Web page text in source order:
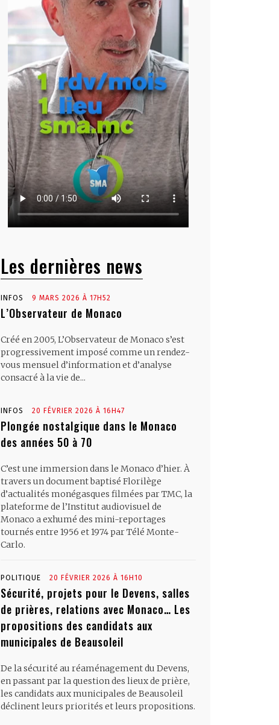
Les dernières news
INFOS 9 MARS 2026 À 17H52
L’Observateur de Monaco
Créé en 2005, L’Observateur de Monaco s’est
progressivement imposé comme un rendez-
vous mensuel d’information et d’analyse
consacré à la vie de...
INFOS 20 FÉVRIER 2026 À 16H47
Plongée nostalgique dans le Monaco
des années 50 à 70
C’est une immersion dans le Monaco d’hier. À
travers un document baptisé Florilège
d’actualités monégasques filmées par TMC, la
plateforme de l’Institut audiovisuel de
Monaco a exhumé des mini-reportages
tournés entre 1956 et 1974 par Télé Monte-
Carlo.
POLITIQUE 20 FÉVRIER 2026 À 16H10
Sécurité, projets pour le Devens, salles
de prières, relations avec Monaco… Les
propositions des candidats aux
municipales de Beausoleil
De la sécurité au réaménagement du Devens,
en passant par la question des lieux de prière,
les candidats aux municipales de Beausoleil
déclinent leurs priorités et leurs propositions.